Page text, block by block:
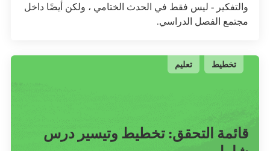
والتفكير - ليس فقط في الحدث الختامي ، ولكن أيضًا داخل
مجتمع الفصل الدراسي.
تخطيط تعليم
قائمة التحقق: تخطيط وتيسير درس